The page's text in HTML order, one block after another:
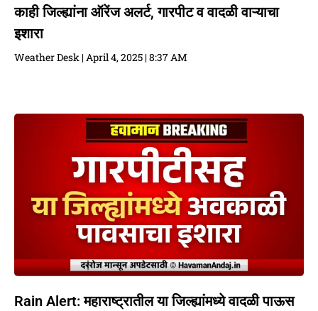
काही जिल्ह्यांना ऑरेंज अलर्ट, गारपीट व वादळी वाऱ्याचा
इशारा
Weather Desk April 4, 2025 8:37 AM
Rain Alert: महाराष्ट्रातील या जिल्ह्यांमध्ये वादळी पाऊस